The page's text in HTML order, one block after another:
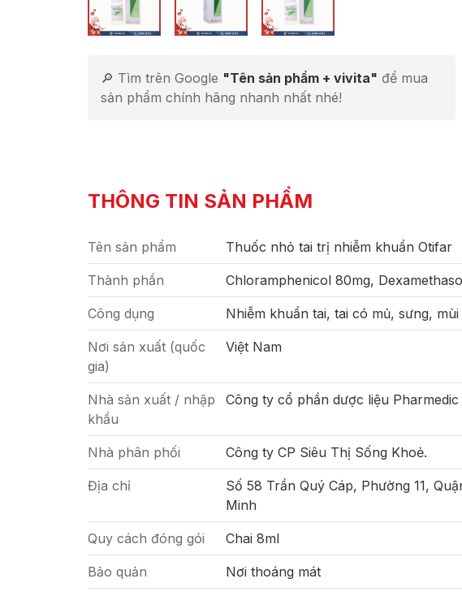
🔎 Tìm trên Google "Tên sản phẩm + vivita" để mua
sản phẩm chính hãng nhanh nhất nhé!
THÔNG TIN SẢN PHẨM
Tên sản phẩm Thuốc nhỏ tai trị nhiễm khuẩn Otifar
Thành phần Chloramphenicol 80mg,
Công dụng Nhiễm khuẩn tai, tai có mủ, sưng, mùi
Nơi sản xuất (quốc
gia)
Việt Nam
Nhà sản xuất / nhập
khẩu
Công ty cổ phần dược liệu Pharmedic
Nhà phân phối Công ty CP Siêu Thị Sống Khoẻ.
Địa chỉ
Số 58 Trần Quý Cáp, Phường 11,
Minh
Quy cách đóng gói Chai 8ml
Bảo quản Nơi thoáng mát